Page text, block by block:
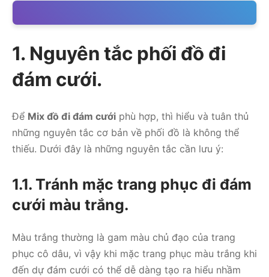
1. Nguyên tắc phối đồ đi
đám cưới.
Để Mix đồ đi đám cưới phù hợp, thì hiểu và tuân thủ
những nguyên tắc cơ bản về phối đồ là không thể
thiếu. Dưới đây là những nguyên tắc cần lưu ý:
1.1. Tránh mặc trang phục đi đám
cưới màu trắng.
Màu trắng thường là gam màu chủ đạo của trang
phục cô dâu, vì vậy khi mặc trang phục màu trắng khi
đến dự đám cưới có thể dễ dàng tạo ra hiểu nhầm